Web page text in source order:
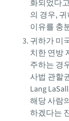
화되었다
의 경우,
이유를 충
귀하가 미
치한 연방
주하는 경
사법 관할
Lang
해당 사람
하겠다는